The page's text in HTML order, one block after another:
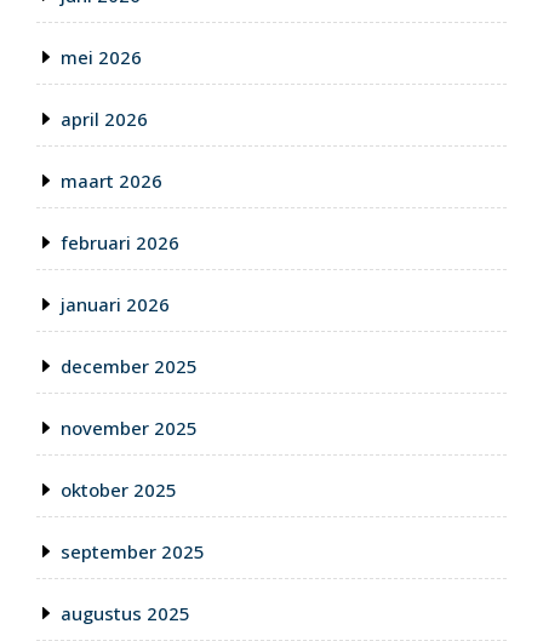
mei 2026
april 2026
maart 2026
februari 2026
januari 2026
december 2025
november 2025
oktober 2025
september 2025
augustus 2025